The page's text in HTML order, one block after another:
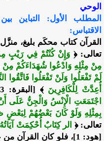
الوحي
المطلب الأول: التباين
الاقتباس:
القرآن كتاب محكَم بليغ،
تعالى: ﴿ وَإِنْ كُنْتُمْ فِي رَيْبٍ
مِنْ مِثْلِهِ وَادْعُوا شُهَدَاءَكُمْ مِنْ
لَمْ تَفْعَلُوا وَلَنْ تَفْعَلُوا فَاتَّقُوا
أُعِدَّتْ لِلْكَافِرِينَ ﴾ [البقرة: 23، 24]، وقال أيضًا: ﴿
اجْتَمَعَتِ الْإِنْسُ وَالْجِنُّ عَلَى أَنْ
بِمِثْلِهِ وَلَوْ كَانَ بَعْضُهُمْ لِبَعْضٍ
تعالى: ﴿ الر كِتَابٌ أُحْكِمَتْ
[هود: 1]، فلو كان